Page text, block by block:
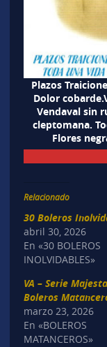
Plazos
Dolor
Vendaval sin
cleptomana.
Flores
Relacionado
30 Boleros
abril 30, 2026
En «30 BOLEROS
INOLVIDABLES»
VA – Serie
Boleros
marzo 23, 2026
En «BOLEROS
MATANCEROS»